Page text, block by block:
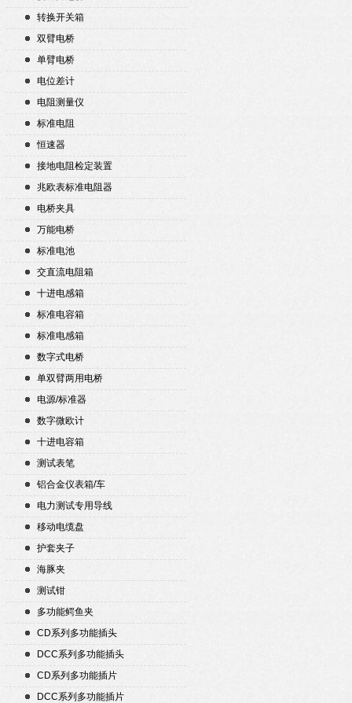
转换开关箱
双臂电桥
单臂电桥
电位差计
电阻测量仪
标准电阻
恒速器
接地电阻检定装置
兆欧表标准电阻器
电桥夹具
万能电桥
标准电池
交直流电阻箱
十进电感箱
标准电容箱
标准电感箱
数字式电桥
单双臂两用电桥
电源/标准器
数字微欧计
十进电容箱
测试表笔
铝合金仪表箱/车
电力测试专用导线
移动电缆盘
护套夹子
海豚夹
测试钳
多功能鳄鱼夹
CD系列多功能插头
DCC系列多功能插头
CD系列多功能插片
DCC系列多功能插片